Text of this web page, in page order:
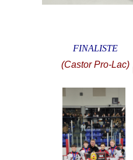
FINALISTE
(Castor Pro-Lac)